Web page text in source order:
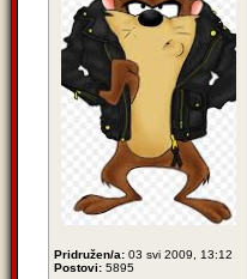
Pridružen/a: 03 svi 2009, 13:12
Postovi: 5895